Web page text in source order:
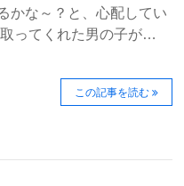
かな～？と、心配してい
ってくれた男の子が…
この記事を読む